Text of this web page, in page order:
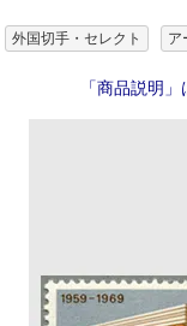
外国切手・セレクト ア
「商品説明